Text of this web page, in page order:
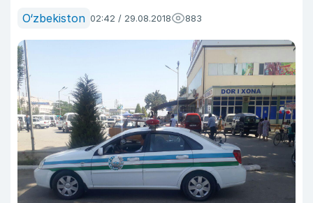
O‘zbekiston 02:42 / 29.08.2018 883